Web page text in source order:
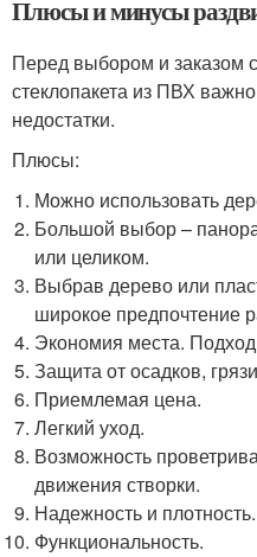
Плюсы и минусы
Перед выбором и заказом
стеклопакета из ПВХ
недостатки.
Плюсы:
Можно использовать
Большой выбор –
или целиком.
Выбрав дерево или
широкое предпочтение
Экономия места.
Защита от осадков,
Приемлемая цена.
Легкий уход.
Возможность
движения створки.
Надежность и плотность.
Функциональность.